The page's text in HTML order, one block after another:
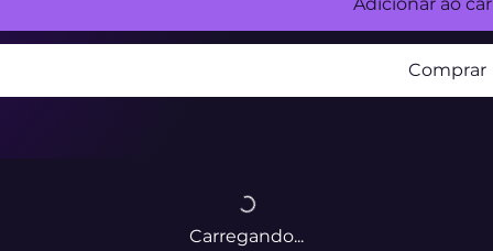
Comprar
Carregando...